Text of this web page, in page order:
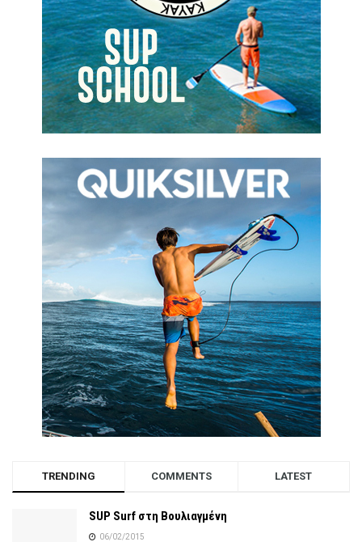
TRENDING COMMENTS LATEST
SUP Surf στη Βουλιαγμένη
06/02/2015